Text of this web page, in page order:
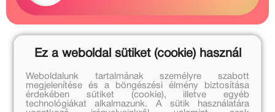
Zdeněk Miler további művei
Romhányi Ágnes további művei
A sorozat további részei
Ez a weboldal sütiket (cookie) használ
Weboldalunk tartalmának személyre szabott
megjelenítése és a böngészési élmény biztosítása
érdekében sütiket (cookie), illetve egyéb
technológiákat alkalmazunk. A sütik használatára